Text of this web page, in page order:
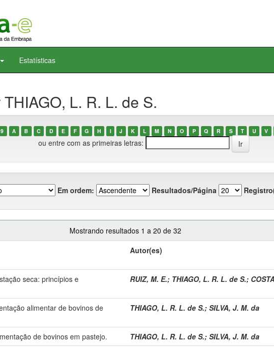
Estatísticas
L. R. L. de S.
A B C D E F G H I J K L M N O P Q R S T U V
ou entre com as primeiras letras:
Em ordem: Resultados/Página
Mostrando resultados 1 a 20 de 32
Autor(es)
seca: princípios e
RUIZ, M. E.; THIAGO, L. R. L. de S.;
alimentar de bovinos de
THIAGO, L. R. L. de S.; SILVA, J. M. da
de bovinos em pastejo. THIAGO, L. R. L. de S.; SILVA, J. M. da